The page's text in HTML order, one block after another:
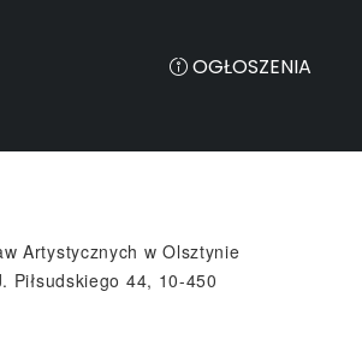
OGŁOSZENIA
Artystycznych w Olsztynie
Piłsudskiego 44, 10-450